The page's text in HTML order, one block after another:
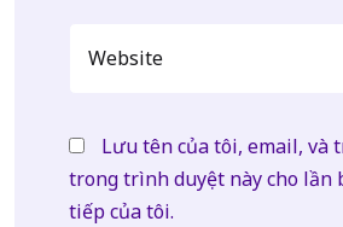
Lưu tên của tôi, email, và
trong trình duyệt này cho lần
tiếp của tôi.